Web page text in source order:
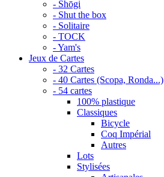
- Shōgi
- Shut the box
- Solitaire
- TOCK
- Yam's
Jeux de Cartes
- 32 Cartes
- 40 Cartes (Scopa, Ronda...)
- 54 cartes
100% plastique
Classiques
Bicycle
Coq Impérial
Autres
Lots
Stylisées